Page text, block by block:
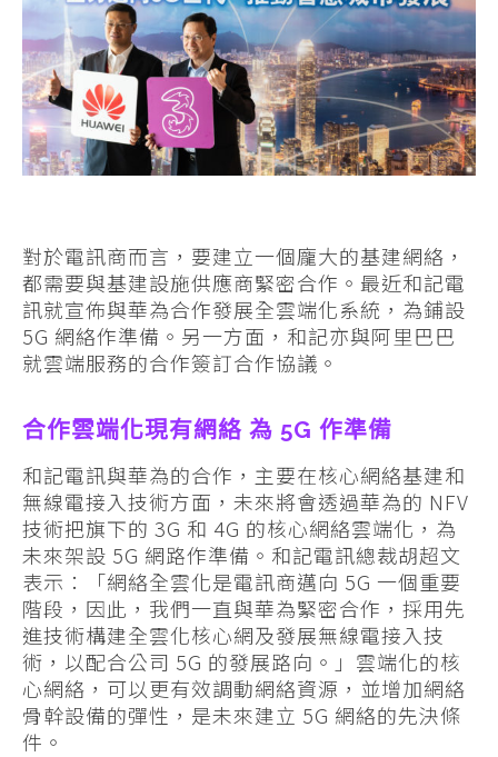
對於電訊商而言，要建立一個龐大的基建網絡，
都需要與基建設施供應商緊密合作。最近和記電
訊就宣佈與華為合作發展全雲端化系統，為鋪設
5G 網絡作準備。另一方面，和記亦與阿里巴巴
就雲端服務的合作簽訂合作協議。
合作雲端化現有網絡 為 5G 作準備
和記電訊與華為的合作，主要在核心網絡基建和
無線電接入技術方面，未來將會透過華為的 NFV
技術把旗下的 3G 和 4G 的核心網絡雲端化，為
未來架設 5G 網路作準備。和記電訊總裁胡超文
表示：「網絡全雲化是電訊商邁向 5G 一個重要
階段，因此，我們一直與華為緊密合作，採用先
進技術構建全雲化核心網及發展無線電接入技
術，以配合公司 5G 的發展路向。」雲端化的核
心網絡，可以更有效調動網絡資源，並增加網絡
骨幹設備的彈性，是未來建立 5G 網絡的先決條
件。